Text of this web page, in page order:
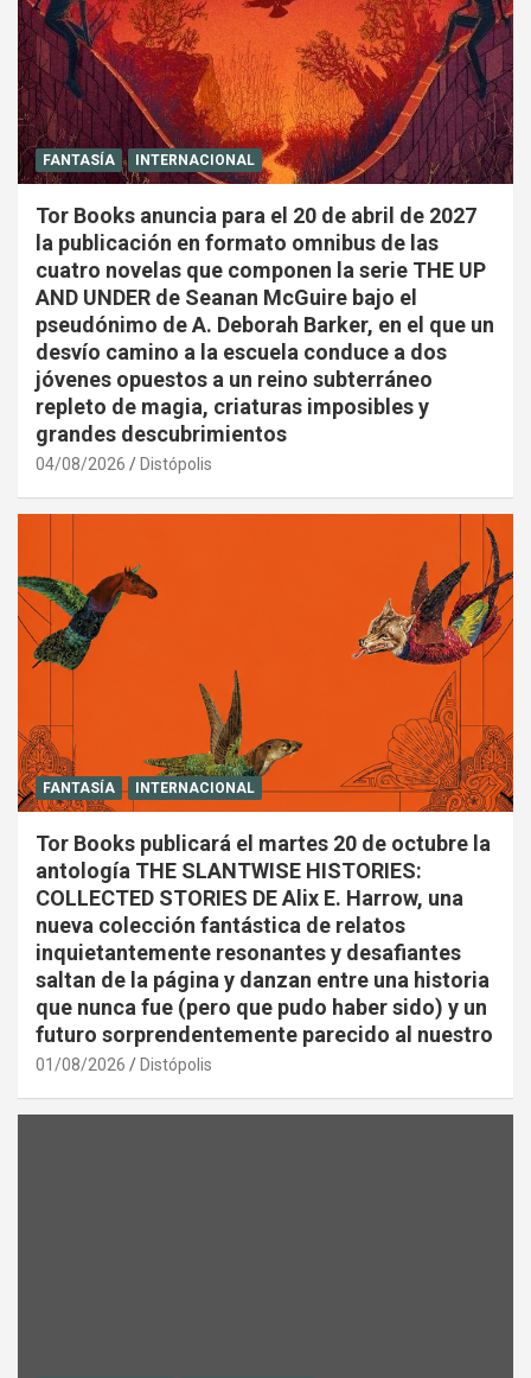
FANTASÍA INTERNACIONAL
Tor Books anuncia para el 20 de abril de 2027
la publicación en formato omnibus de las
cuatro novelas que componen la serie THE UP
AND UNDER de Seanan McGuire bajo el
pseudónimo de A. Deborah Barker, en el que un
desvío camino a la escuela conduce a dos
jóvenes opuestos a un reino subterráneo
repleto de magia, criaturas imposibles y
grandes descubrimientos
04/08/2026 Distópolis
FANTASÍA INTERNACIONAL
Tor Books publicará el martes 20 de octubre la
antología THE SLANTWISE HISTORIES:
COLLECTED STORIES DE Alix E. Harrow, una
nueva colección fantástica de relatos
inquietantemente resonantes y desafiantes
saltan de la página y danzan entre una historia
que nunca fue (pero que pudo haber sido) y un
futuro sorprendentemente parecido al nuestro
01/08/2026 Distópolis